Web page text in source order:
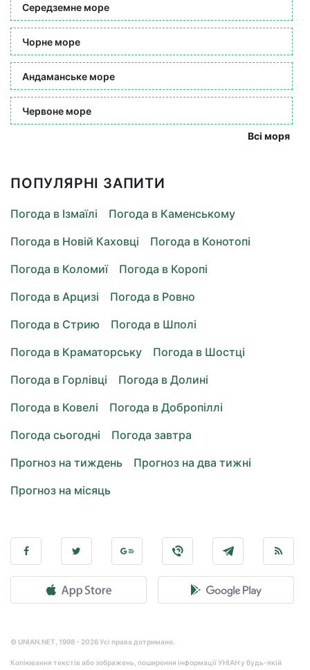
Середземне море
Чорне море
Андаманське море
Червоне море
Всі моря
ПОПУЛЯРНІ ЗАПИТИ
Погода в Ізмаїлі
Погода в Каменському
Погода в Новій Каховці
Погода в Конотопі
Погода в Коломиї
Погода в Коропі
Погода в Арцизі
Погода в Ровно
Погода в Стрию
Погода в Шполі
Погода в Краматорську
Погода в Шостці
Погода в Горлівці
Погода в Долині
Погода в Ковелі
Погода в Добропіллі
Погода сьогодні
Погода завтра
Прогноз на тиждень
Прогноз на два тижні
Прогноз на місяць
© UNIAN.NET, 1998 - 2026 Усі права дотримано.
Копіювання текстів або зображень, поширення інформації УНІАН у будь-якій